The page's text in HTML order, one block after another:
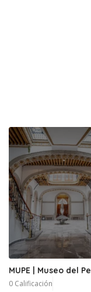
MUPE | Museo del Pe
0 Calificación